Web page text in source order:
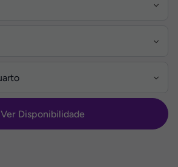
Ver Disponibilidade